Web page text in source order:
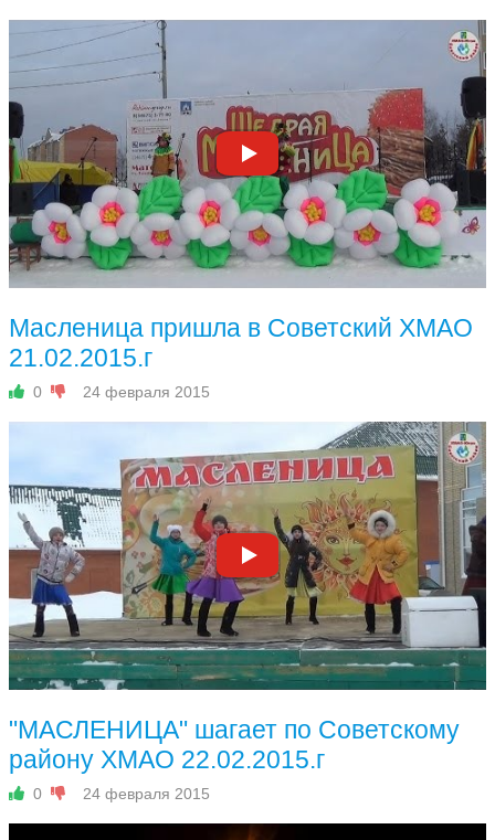
Масленица пришла в Советский ХМАО
21.02.2015.г
0 24 февраля 2015
"МАСЛЕНИЦА" шагает по Советскому
району ХМАО 22.02.2015.г
0 24 февраля 2015